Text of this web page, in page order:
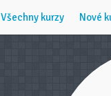
Všechny kurzy Nové